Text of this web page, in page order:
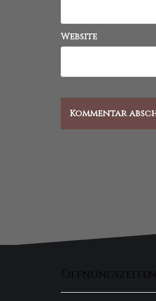
Website
Öffnungszeiten